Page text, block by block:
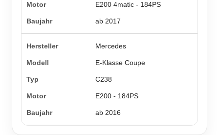
E200 4matic - 184PS
ab 2017
Mercedes
E-Klasse Coupe
C238
E200 - 184PS
ab 2016